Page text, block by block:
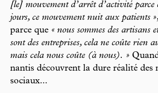
[le] mouvement d’arrêt d’activité parce
jours, ce mouvement nuit aux patients »
parce que « nous sommes des artisans
sont des entreprises, cela ne coûte rien
mais cela nous coûte (à nous). »
nantis découvrent la dure réalité des
sociaux...